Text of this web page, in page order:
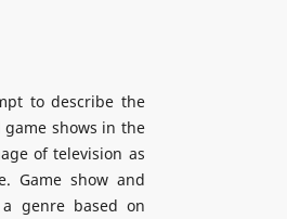
to describe the
shows in the
of television as
Game show and
genre based on